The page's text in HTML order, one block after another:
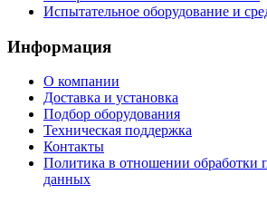
Испытательное оборудование и
Информация
О компании
Доставка и установка
Подбор оборудования
Техническая поддержка
Контакты
Политика в отношении обработки
данных